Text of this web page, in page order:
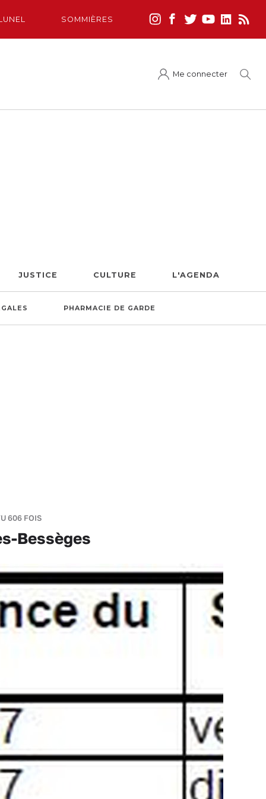
SOMMIÈRES
Me connecter
JUSTICE CULTURE L'AGENDA
PHARMACIE DE GARDE
606 FOIS
Bessèges